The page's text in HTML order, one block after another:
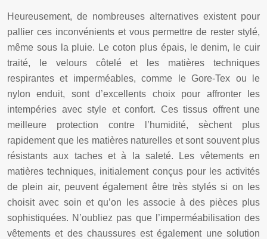
Heureusement, de nombreuses alternatives existent pour
pallier ces inconvénients et vous permettre de rester stylé,
même sous la pluie. Le coton plus épais, le denim, le cuir
traité, le velours côtelé et les matières techniques
respirantes et imperméables, comme le Gore-Tex ou le
nylon enduit, sont d’excellents choix pour affronter les
intempéries avec style et confort. Ces tissus offrent une
meilleure protection contre l’humidité, sèchent plus
rapidement que les matières naturelles et sont souvent plus
résistants aux taches et à la saleté. Les vêtements en
matières techniques, initialement conçus pour les activités
de plein air, peuvent également être très stylés si on les
choisit avec soin et qu’on les associe à des pièces plus
sophistiquées. N’oubliez pas que l’imperméabilisation des
vêtements et des chaussures est également une solution